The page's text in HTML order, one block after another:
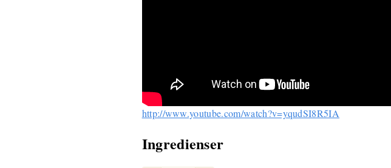
http://www.youtube.com/watch?v=yqudSI8R5IA
Ingredienser